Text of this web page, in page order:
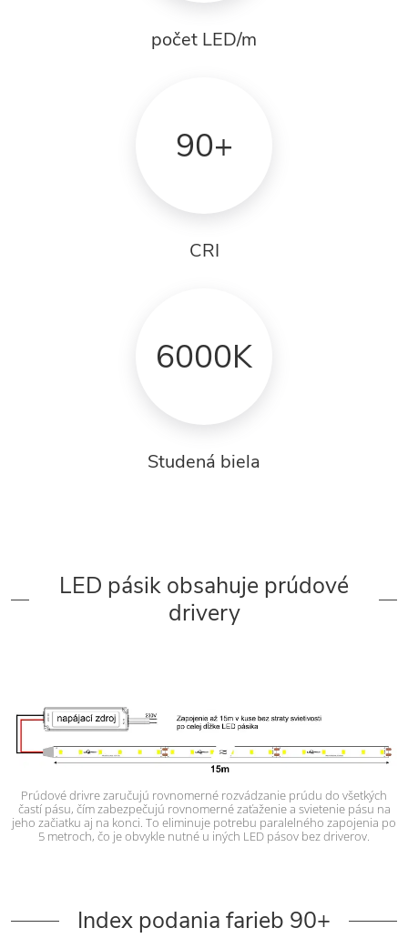
počet LED/m
90+
CRI
6000K
Studená biela
LED pásik obsahuje prúdové
drivery
Prúdové drivre zaručujú rovnomerné rozvádzanie prúdu do všetkých
častí pásu, čím zabezpečujú rovnomerné zaťaženie a svietenie pásu na
jeho začiatku aj na konci. To eliminuje potrebu paralelného zapojenia po
5 metroch, čo je obvykle nutné u iných LED pásov bez driverov.
Index podania farieb 90+